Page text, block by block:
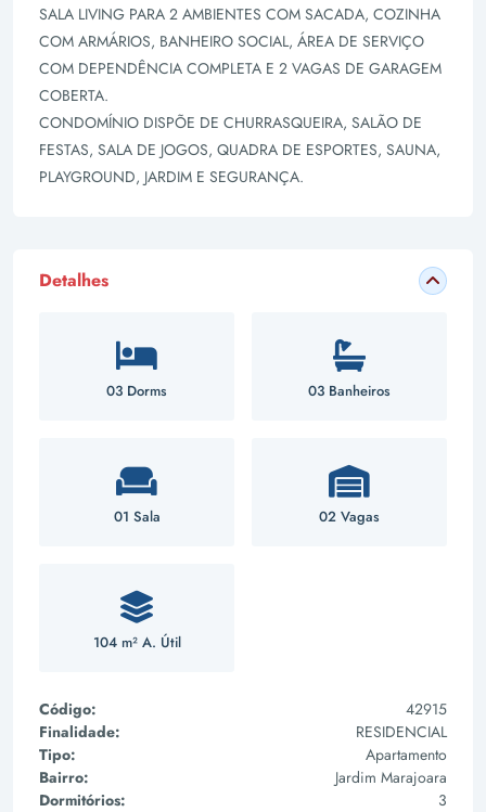
SALA LIVING PARA 2 AMBIENTES COM SACADA, COZINHA
COM ARMÁRIOS, BANHEIRO SOCIAL, ÁREA DE SERVIÇO
COM DEPENDÊNCIA COMPLETA E 2 VAGAS DE GARAGEM
COBERTA.
CONDOMÍNIO DISPÕE DE CHURRASQUEIRA, SALÃO DE
FESTAS, SALA DE JOGOS, QUADRA DE ESPORTES, SAUNA,
PLAYGROUND, JARDIM E SEGURANÇA.
Detalhes
03 Dorms 03 Banheiros
01 Sala 02 Vagas
104 m² A. Útil
Código:
42915
Finalidade:
RESIDENCIAL
Tipo:
Apartamento
Bairro:
Jardim Marajoara
Dormitórios:
3